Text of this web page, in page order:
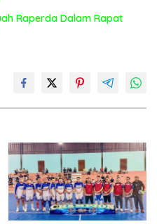
Raperda Dalam Rapat